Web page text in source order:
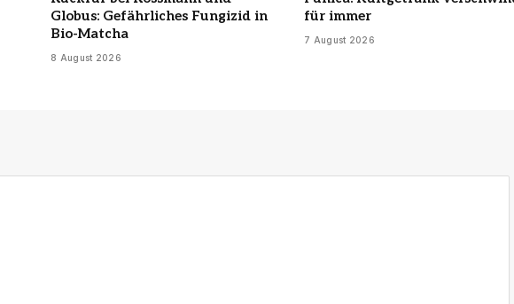
Globus: Gefährliches Fungizid in
Bio-Matcha
8 August 2026
für immer
7 August 2026